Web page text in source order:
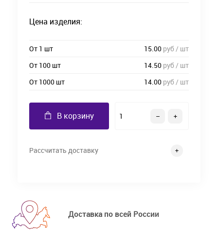
Цена изделия:
От 1 шт 15.00 руб / шт
От 100 шт
14.50 руб / шт
От 1000 шт
14.00 руб / шт
В корзину
Рассчитать доставку
Доставка по всей России